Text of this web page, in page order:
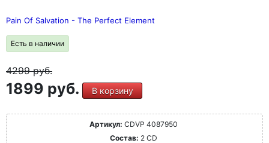
Pain Of Salvation - The Perfect Element
Есть в наличии
4299руб.
1899 руб. В корзину
Артикул: CDVP 4087950
Состав: 2 CD